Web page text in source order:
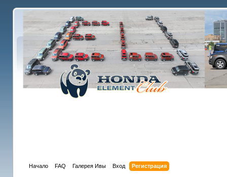
Начало FAQ Галерея Ивы Вход Регистрация